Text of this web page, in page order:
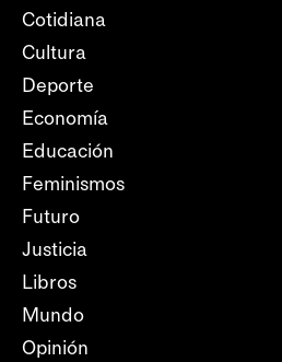
Cotidiana
Cultura
Deporte
Economía
Educación
Feminismos
Futuro
Justicia
Libros
Mundo
Opinión